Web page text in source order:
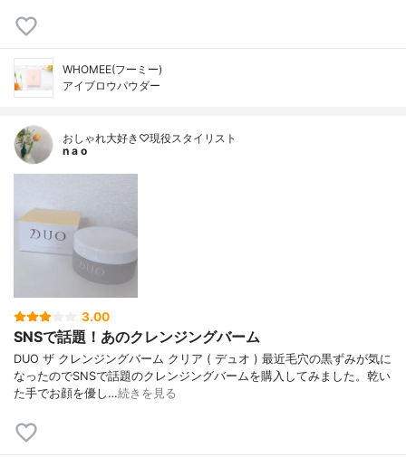
WHOMEE(フーミー)
アイブロウパウダー
おしゃれ大好き♡現役スタイリスト
n a o
3.00
SNSで話題！あのクレンジングバーム
DUO ザ クレンジングバーム クリア ( デュオ ) 最近毛穴の黒ずみが気に
なったのでSNSで話題のクレンジングバームを購入してみました。乾い
た手でお顔を優し…続きを見る